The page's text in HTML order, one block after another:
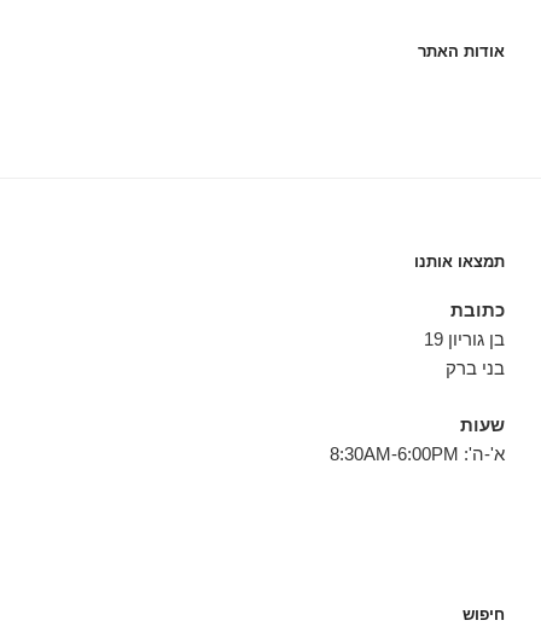
אודות האתר
תמצאו אותנו
כתובת
בן גוריון 19
בני ברק
שעות
א'-ה': 8:30AM-6:00PM
חיפוש